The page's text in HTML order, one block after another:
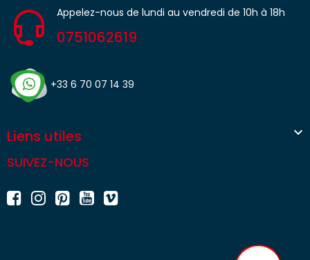
Appelez-nous de lundi au vendredi de 10h à 18h
0751062619
+33 6 70 07 14 39
Liens utiles 
SUIVEZ-NOUS